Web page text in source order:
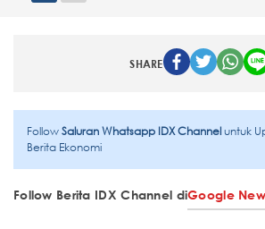
SHARE
FollowSaluran Whatsapp IDX Channeluntuk
Berita Ekonomi
Follow Berita IDX Channel diGoogle